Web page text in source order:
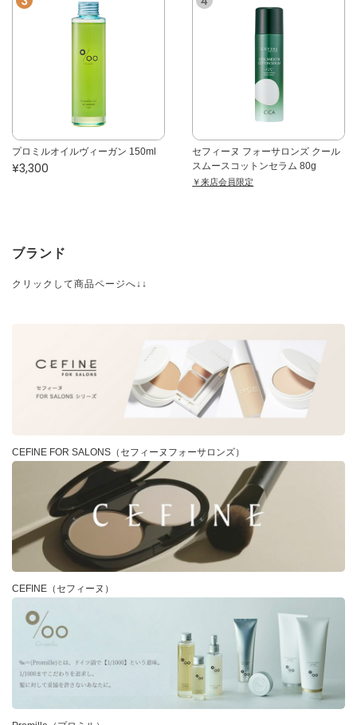
プロミルオイルヴィーガン 150ml
¥3,300
セフィーヌ フォーサロンズ クール
スムースコットンセラム 80g
￥来店会員限定
ブランド
クリックして商品ページへ↓↓
CEFINE FOR SALONS（セフィーヌフォーサロンズ）
CEFINE（セフィーヌ）